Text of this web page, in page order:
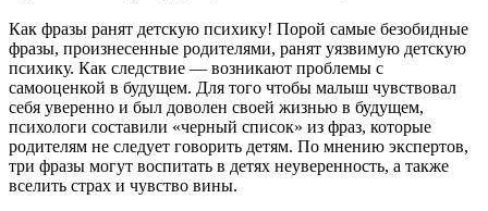
Как фразы ранят детскую психику! Порой самые безобидные
фразы, произнесенные родителями, ранят уязвимую детскую
психику. Как следствие — возникают проблемы с
самооценкой в будущем. Для того чтобы малыш чувствовал
себя уверенно и был доволен своей жизнью в будущем,
психологи составили «черный список» из фраз, которые
родителям не следует говорить детям. По мнению экспертов,
три фразы могут воспитать в детях неуверенность, а также
вселить страх и чувство вины.